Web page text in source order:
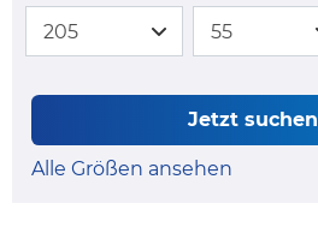
Jetzt suchen
Alle Größen ansehen